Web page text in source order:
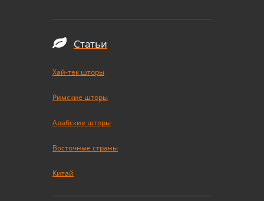
Статьи
Хай-тек шторы
Римские шторы
Арабские шторы
Восточные страны
Китай